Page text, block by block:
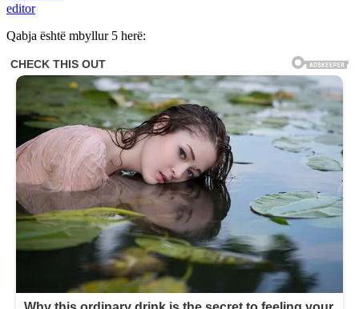
editor
Qabja është mbyllur 5 herë: